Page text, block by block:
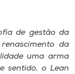
de gestão da
da
uma arma
sentido, o Lean